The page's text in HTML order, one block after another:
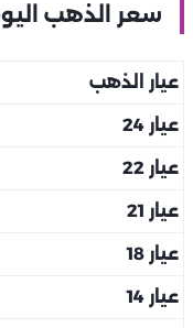
سعر الذهب اليوم الخميس
عيار الذهب
عيار 24
عيار 22
عيار 21
عيار 18
عيار 14